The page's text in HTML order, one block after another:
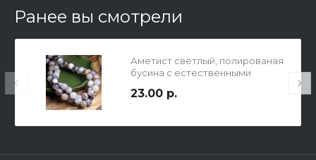
Ранее вы смотрели
Аметист светлый, полированая
бусина с естественными
отв.1,2мм.
23.00 р.